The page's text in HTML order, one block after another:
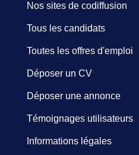
Nos sites de codiffusion
Tous les candidats
Toutes les offres d'emploi
Déposer un CV
Déposer une annonce
Témoignages utilisateurs
Informations légales